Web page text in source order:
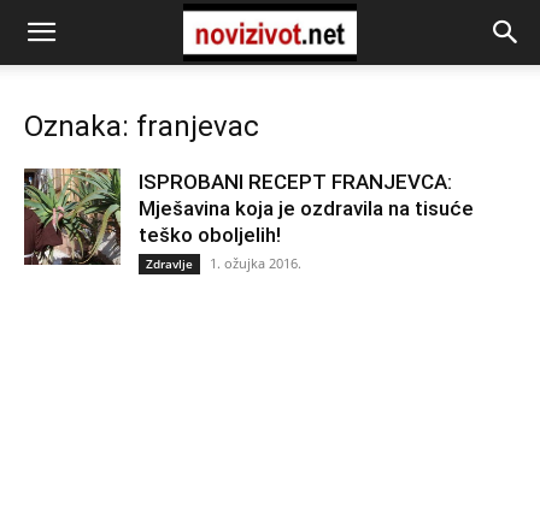
Oznaka: franjevac
ISPROBANI RECEPT FRANJEVCA:
Mješavina koja je ozdravila na tisuće
teško oboljelih!
Zdravlje 1. ožujka 2016.